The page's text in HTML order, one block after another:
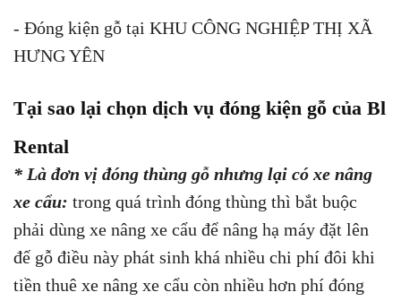
- Đóng kiện gỗ tại KHU CÔNG NGHIỆP THỊ XÃ
HƯNG YÊN
Tại sao lại chọn dịch vụ đóng kiện gỗ của Bl
Rental
* Là đơn vị đóng thùng gỗ nhưng lại có xe nâng
xe cẩu: trong quá trình đóng thùng thì bắt buộc
phải dùng xe nâng xe cẩu để nâng hạ máy đặt lên
đế gỗ điều này phát sinh khá nhiều chi phí đôi khi
tiền thuê xe nâng xe cẩu còn nhiều hơn phí đóng